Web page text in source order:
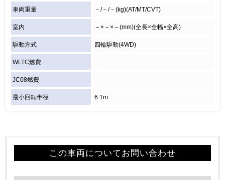
車両重量 －/－/－(kg)(AT/MT/CVT)
室内 －×－×－(mm)(全長×全幅×全高)
駆動方式 四輪駆動(4WD)
WLTC燃費
JC08燃費
最小回転半径 6.1m
この車両についてお問い合わせ